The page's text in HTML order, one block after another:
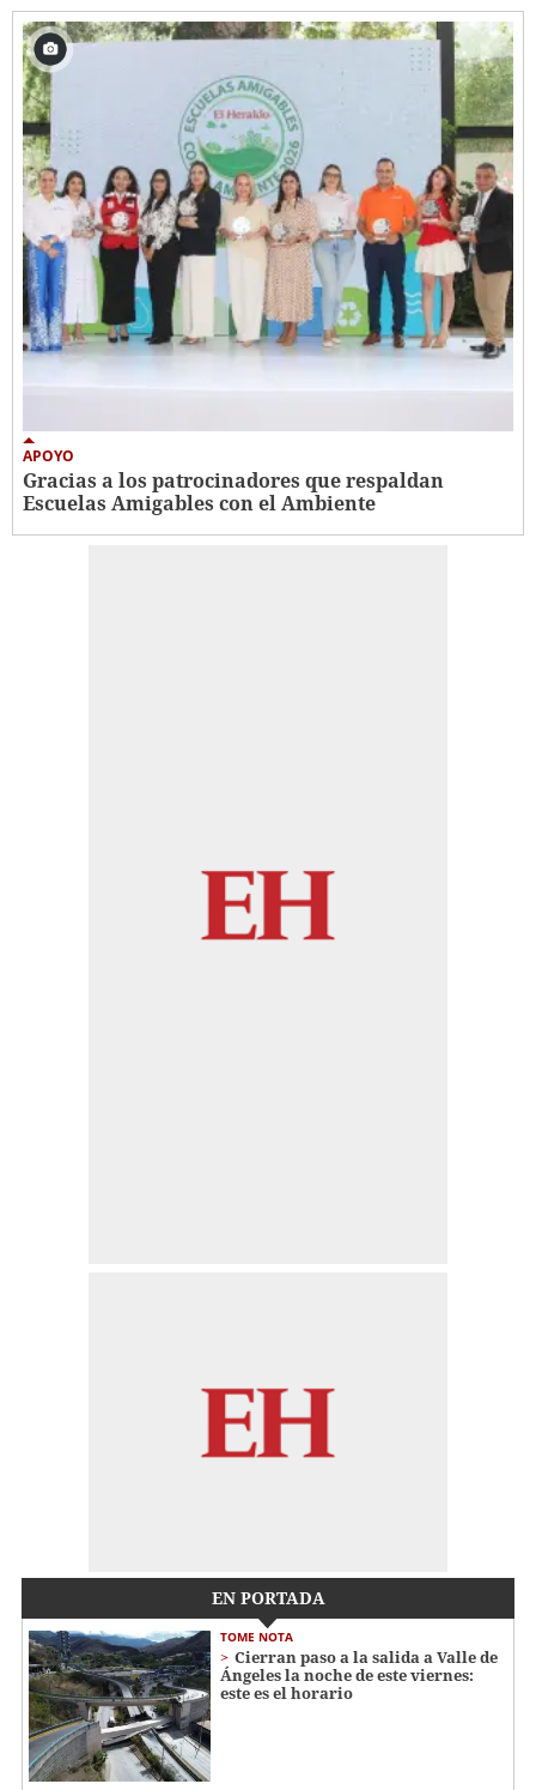
APOYO
Gracias a los patrocinadores que respaldan
Escuelas Amigables con el Ambiente
EN PORTADA
TOME NOTA
Cierran paso a la salida a Valle de
Ángeles la noche de este viernes:
este es el horario